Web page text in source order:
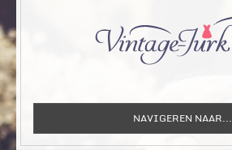
NAVIGEREN NAAR...